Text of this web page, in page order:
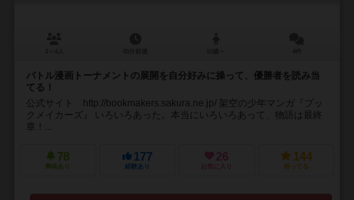
バトル漫画トーナメントの展開を自分好みに操って、優勝者を読み当
てる！
公式サイト http://bookmakers.sakura.ne.jp/ 架空の少年マンガ『ブッ
クメイカーズ』 いろいろあった。本当にいろいろあって、物語は最終
章！...
78
興味あり
177
経験あり
26
お気に入り
144
持ってる